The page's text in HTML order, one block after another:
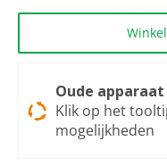
Oude apparaat
Klik op het
mogelijkheden